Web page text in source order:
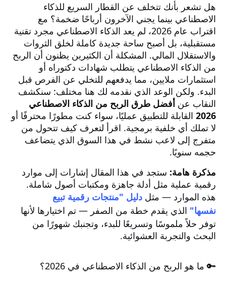
هل تشعر بأنك تتخلف عن القطار السريع للذكاء
الاصطناعي بينما يجني الآخرون أرباحًا ضخمة؟ مع
اقتراب عام 2026، لم يعد الذكاء الاصطناعي مجرد تقنية
مستقبلية، بل أصبح ساحة جديدة كاملة لخلق الثروات
والاستقلال المالي. المشكلة أن الكثيرين يظنون أن الربح
من الذكاء الاصطناعي يتطلب شهادات دكتوراه أو
استثمارات ملايين، مما يدفعهم للتخلي عن الفرص قبل
البدء. ولكن الوعد الذي نقدمه لك هنا مختلف: سنكشف
النقاب عن أفضل طرق الربح من الذكاء الاصطناعي
2026 القابلة للتطبيق عمليًا، سواء كنت مطورًا محترفًا أو
لا تملك أي خلفية برمجية. اقرأ لتعرف كيف تتحول من
متفرج إلى لاعب نشط في هذا السوق الذي يتضاعف
حجمه سنويًا.
مذكرة هامة: ستجد في هذا المقال إشارات إلى موارد
رقمية عملية مثل أدلة جاهزة ومكتبات أصول شاملة.
هذه الموارد — مثل دليل "منتجات رقمية تبيع
نفسها" الذي يقدم خطة من الصفر — تم اختيارها لأنها
توفر حلاً ملموسًا وتسريعًا للبدء، وتجنبك شهورًا من
البحث والتجربة العشوائية.
🔑 ما هو الربح من الذكاء الاصطناعي في 2026؟